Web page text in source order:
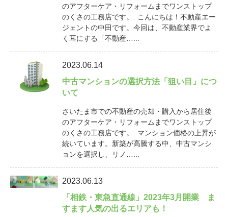
のアフターケア・リフォームまでワンストップ
のくさの工務店です。 こんにちは！不動産エー
ジェントの中田です。今回は、不動産業界でよ
く耳にする「不動産…...
2023.06.14
中古マンションの選択方法「狙い目」につ
いて
さいたま市での不動産の売却・購入から居住後
のアフターケア・リフォームまでワンストップ
のくさの工務店です。 マンション価格の上昇が
続いています。新築が高騰する中、中古マンシ
ョンを選択し、リノ…...
2023.06.13
「相鉄・東急直通線」2023年3月開業 ま
すます人気の出るエリアも！